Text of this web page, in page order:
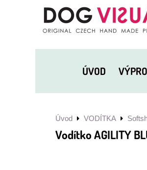
ÚVOD
Úvod VODÍTKA
Vodítko AGILITY